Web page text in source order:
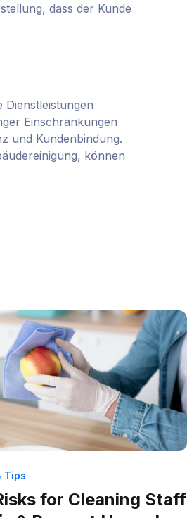
dass der Kunde
Einschränkungen
und Kundenbindung.
können
Tips
for Cleaning Staff